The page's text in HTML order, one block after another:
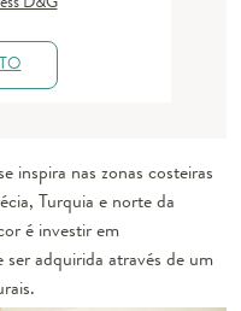
inspira nas zonas costeiras
Turquia e norte da
é investir em
adquirida através de um